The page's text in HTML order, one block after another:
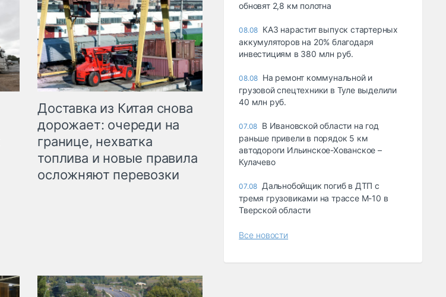
Доставка из Китая снова
дорожает: очереди на
границе, нехватка
топлива и новые правила
осложняют перевозки
обновят 2,8 км полотна
08.08 КАЗ нарастит выпуск стартерных
аккумуляторов на 20% благодаря
инвестициям в 380 млн руб.
08.08 На ремонт коммунальной и
грузовой спецтехники в Туле выделили
40 млн руб.
07.08 В Ивановской области на год
раньше привели в порядок 5 км
автодороги Ильинское-Хованское –
Кулачево
07.08 Дальнобойщик погиб в ДТП с
тремя грузовиками на трассе М-10 в
Тверской области
Все новости